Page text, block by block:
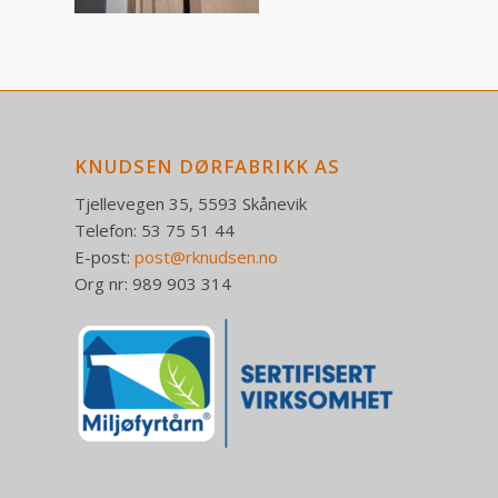
KNUDSEN DØRFABRIKK AS
Tjellevegen 35, 5593 Skånevik
Telefon: 53 75 51 44
E-post: post@rknudsen.no
Org nr: 989 903 314